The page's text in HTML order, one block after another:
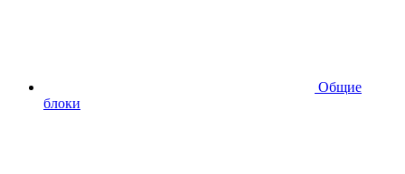
Общие
блоки